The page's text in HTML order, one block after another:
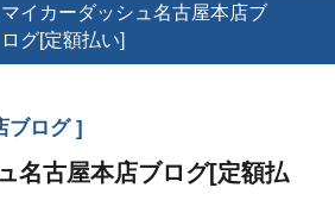
マイカーダッシュ名古屋本店ブ
ログ[定額払い]
ブログ
名古屋本店ブログ[定額払